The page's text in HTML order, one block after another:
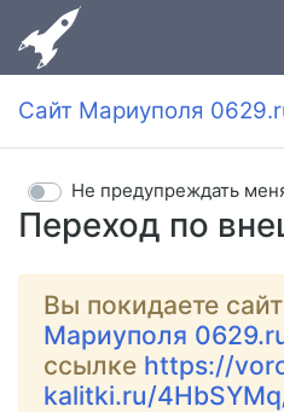
Сайт Мариуполя
Переход по
Не предупреждать
Вы покидаете
Мариуполя
ссылке https://
kalitki.ru/